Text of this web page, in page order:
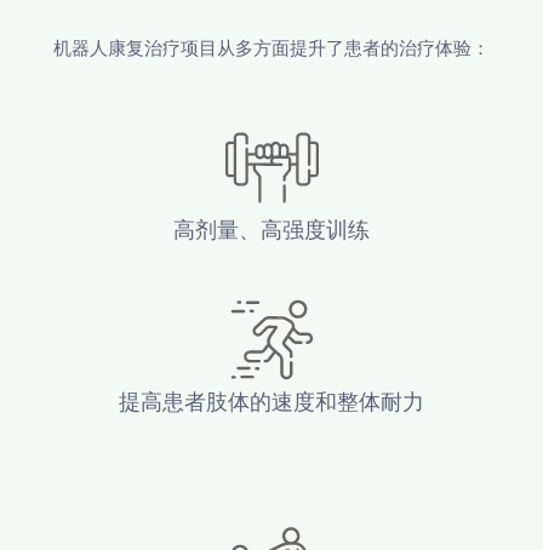
机器人康复治疗项目从多方面提升了患者的治疗体验：
高剂量、高强度训练
提高患者肢体的速度和整体耐力